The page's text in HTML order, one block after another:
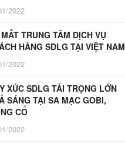
2022
TRUNG TÂM DỊCH VỤ
HÀNG SDLG TẠI VIỆT NAM
2022
XÚC SDLG TẢI TRỌNG LỚN
SÁNG TẠI SA MẠC GOBI,
CỔ
2022